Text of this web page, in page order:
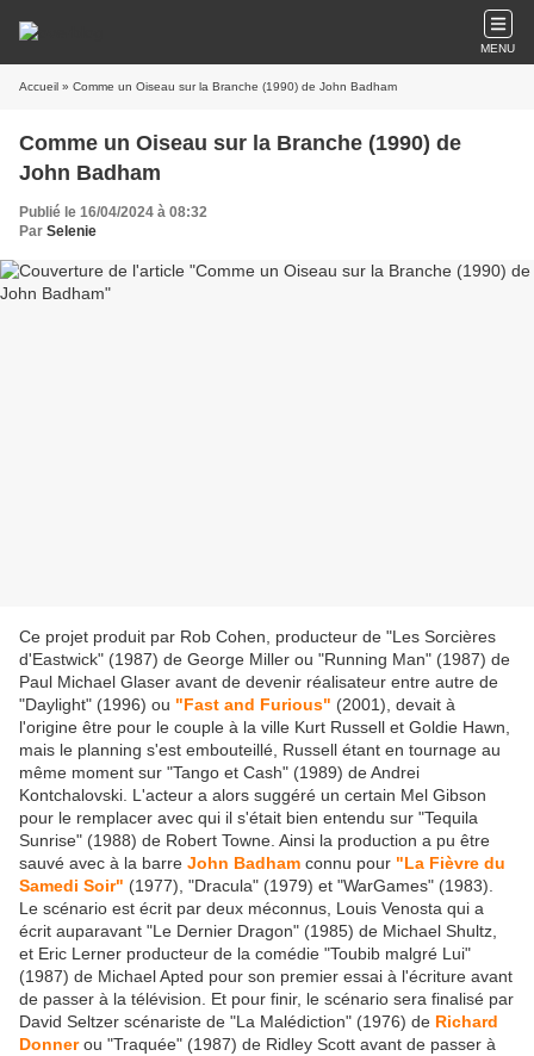
MENU
Accueil » Comme un Oiseau sur la Branche (1990) de John Badham
Comme un Oiseau sur la Branche (1990) de
John Badham
Publié le 16/04/2024 à 08:32
Par Selenie
Ce projet produit par Rob Cohen, producteur de "Les Sorcières
d'Eastwick" (1987) de George Miller ou "Running Man" (1987) de
Paul Michael Glaser avant de devenir réalisateur entre autre de
"Daylight" (1996) ou "Fast and Furious" (2001), devait à
l'origine être pour le couple à la ville Kurt Russell et Goldie Hawn,
mais le planning s'est embouteillé, Russell étant en tournage au
même moment sur "Tango et Cash" (1989) de Andrei
Kontchalovski. L'acteur a alors suggéré un certain Mel Gibson
pour le remplacer avec qui il s'était bien entendu sur "Tequila
Sunrise" (1988) de Robert Towne. Ainsi la production a pu être
sauvé avec à la barre John Badham connu pour "La Fièvre du
Samedi Soir" (1977), "Dracula" (1979) et "WarGames" (1983).
Le scénario est écrit par deux méconnus, Louis Venosta qui a
écrit auparavant "Le Dernier Dragon" (1985) de Michael Shultz,
et Eric Lerner producteur de la comédie "Toubib malgré Lui"
(1987) de Michael Apted pour son premier essai à l'écriture avant
de passer à la télévision. Et pour finir, le scénario sera finalisé par
David Seltzer scénariste de "La Malédiction" (1976) de Richard
Donnerou "Traquée" (1987) de Ridley Scott avant de passer à